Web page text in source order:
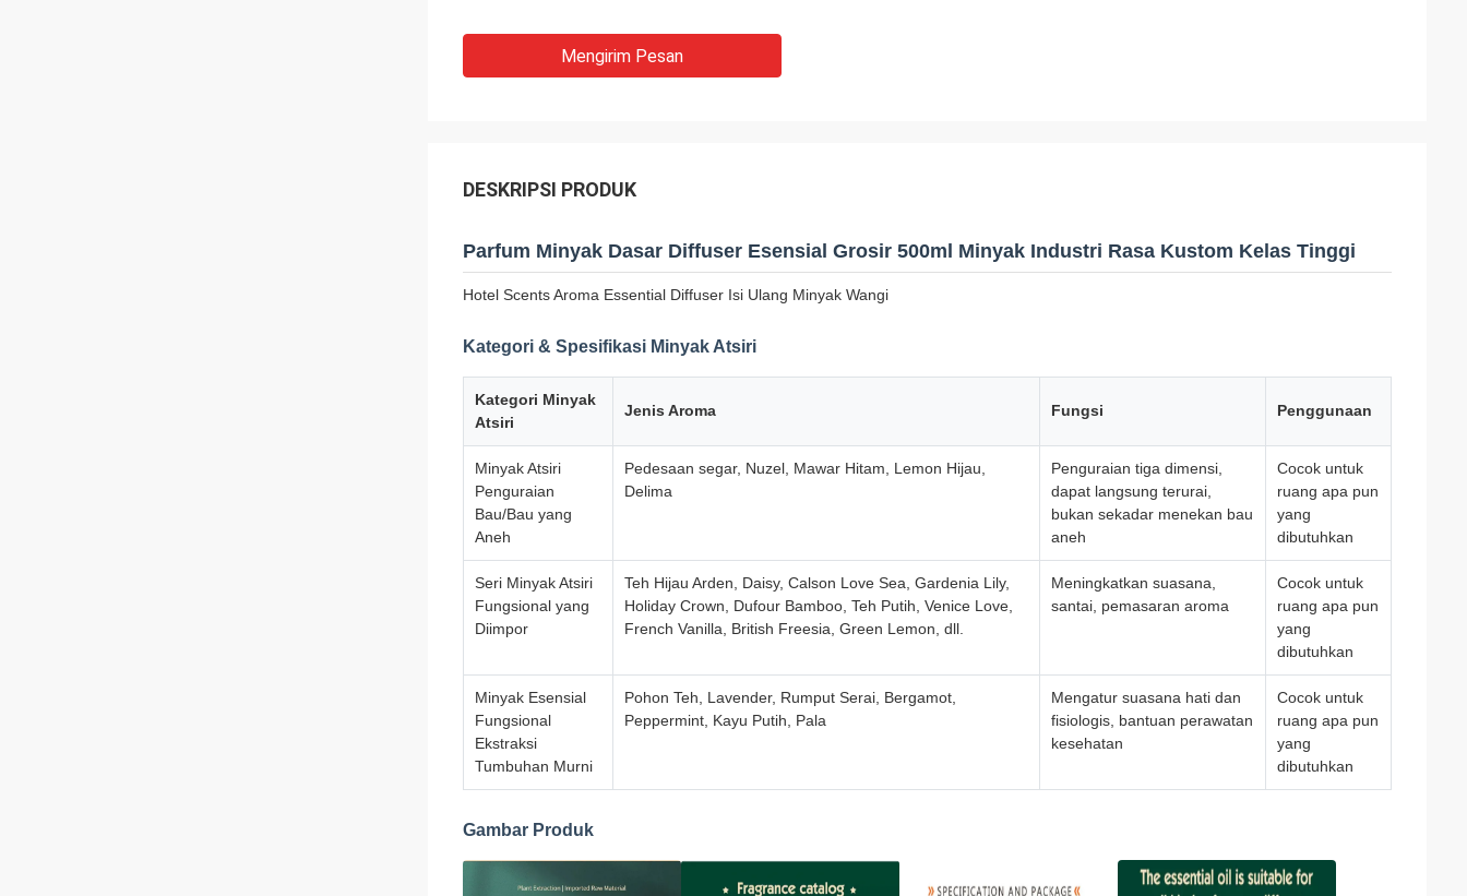
Mengirim Pesan
DESKRIPSI PRODUK
Parfum Minyak Dasar Diffuser Esensial Grosir 500ml Minyak Industri Rasa Kustom Kelas Tinggi
Hotel Scents Aroma Essential Diffuser Isi Ulang Minyak Wangi
Kategori & Spesifikasi Minyak Atsiri
Kategori Minyak
Atsiri
Jenis Aroma Fungsi Penggunaan
Minyak Atsiri
Penguraian
Bau/Bau yang
Aneh
Pedesaan segar, Nuzel, Mawar Hitam, Lemon Hijau,
Delima
Penguraian tiga dimensi,
dapat langsung terurai,
bukan sekadar menekan bau
aneh
Cocok untuk
ruang apa pun
yang
dibutuhkan
Seri Minyak Atsiri
Fungsional yang
Diimpor
Teh Hijau Arden, Daisy, Calson Love Sea, Gardenia Lily,
Holiday Crown, Dufour Bamboo, Teh Putih, Venice Love,
French Vanilla, British Freesia, Green Lemon, dll.
Meningkatkan suasana,
santai, pemasaran aroma
Cocok untuk
ruang apa pun
yang
dibutuhkan
Minyak Esensial
Fungsional
Ekstraksi
Tumbuhan Murni
Pohon Teh, Lavender, Rumput Serai, Bergamot,
Peppermint, Kayu Putih, Pala
Mengatur suasana hati dan
fisiologis, bantuan perawatan
kesehatan
Cocok untuk
ruang apa pun
yang
dibutuhkan
Gambar Produk